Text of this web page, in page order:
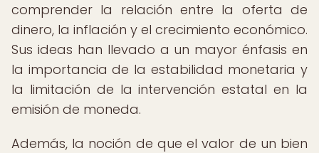
comprender la relación entre la oferta de
dinero, la inflación y el crecimiento económico.
Sus ideas han llevado a un mayor énfasis en
la importancia de la estabilidad monetaria y
la limitación de la intervención estatal en la
emisión de moneda.
Además, la noción de que el valor de un bien